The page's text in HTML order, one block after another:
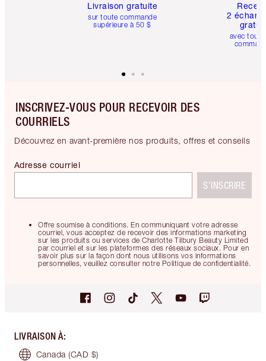
Livraison gratuite
sur toute commande
supérieure à 50 $
2
avec
INSCRIVEZ-VOUS POUR RECEVOIR DES
COURRIELS
Découvrez en avant-première nos produits, offres et conseils
Offre soumise à conditions. En communiquant votre adresse
courriel, vous acceptez de recevoir des informations marketing
sur les produits ou services de Charlotte Tilbury Beauty Limited
par courriel et sur les plateformes des réseaux sociaux. Pour en
savoir plus sur la façon dont nous utilisons vos informations
personnelles, veuillez consulter notre Politique de confidentialité.
Adresse courriel
S’INSCRIRE
LIVRAISON À:
Canada (CAD $)